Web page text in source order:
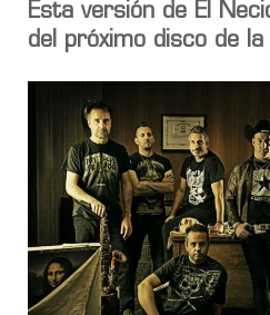
Esta versión de El
del próximo disco de la